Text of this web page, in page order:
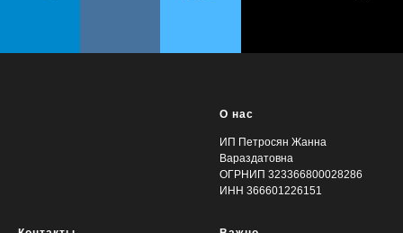
О нас
ИП Петросян Жанна
Вараздатовна
ОГРНИП 323366800028286
ИНН 366601226151